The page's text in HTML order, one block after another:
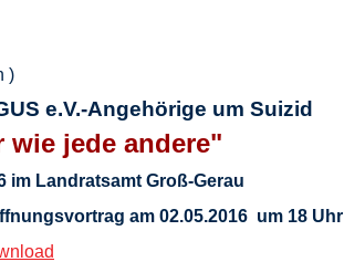
)
e.V.-Angehörige um Suizid
wie jede andere"
im Landratsamt Groß-Gerau
am 02.05.2016 um 18 Uhr